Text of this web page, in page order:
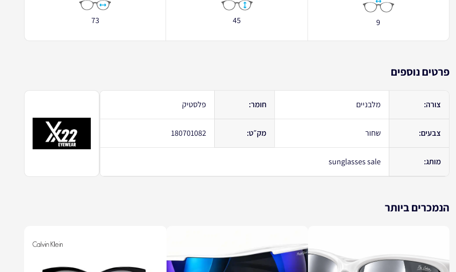
9
45
73
פרטים נוספים
צורה: מלבניים חומר: פלסטיק
צבעים: שחור מק״ט: 180701082
מותג: sunglasses sale
הנמכרים ביותר